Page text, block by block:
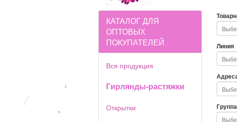
КАТАЛОГ ДЛЯ
ОПТОВЫХ
ПОКУПАТЕЛЕЙ
Вся продукция
Гирлянды-растяжки
Открытки
Линия